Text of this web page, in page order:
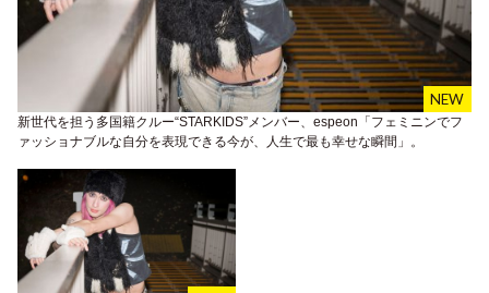
新世代を担う多国籍クルー“STARKIDS”メンバー、espeon「フェミニンでフ
ァッショナブルな自分を表現できる今が、人生で最も幸せな瞬間」。